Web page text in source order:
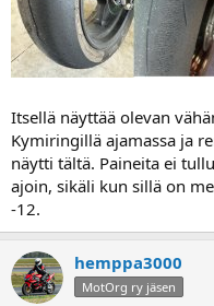
Itsellä näyttää olevan
Kymiringillä ajamassa ja
näytti tältä. Paineita ei
ajoin, sikäli kun sillä on
-12.
hemppa3000
MotOrg ry jäsen